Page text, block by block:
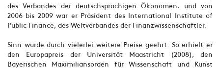
des Verbandes der deutschsprachigen Ökonomen, und von
2006 bis 2009 war er Präsident des International Institute of
Public Finance, des Weltverbandes der Finanzwissenschaftler.
Sinn wurde durch vielerlei weitere Preise geehrt. So erhielt er
den Europapreis der Universität Maastricht (2008), den
Bayerischen Maximiliansorden für Wissenschaft und Kunst